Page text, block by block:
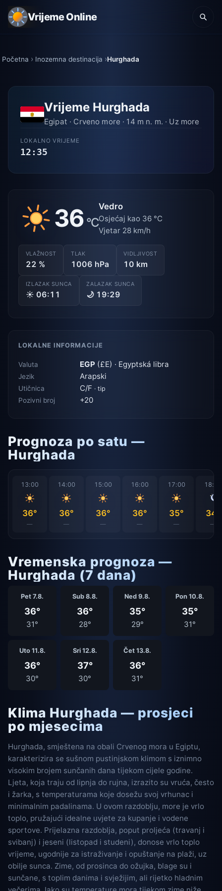
Vrijeme Online
Početna Inozemna destinacija Hurghada
Vrijeme Hurghada
Egipat · Crveno more · 14 m n. m. · Uz more
LOKALNO VRIJEME
12:35
36 °C
Vedro
Osjećaj kao 36 °C
Vjetar 28 km/h
VLAŽNOST
22 %
TLAK
1006 hPa
VIDLJIVOST
10 km
IZLAZAK SUNCA
☀ 06:11
ZALAZAK SUNCA
🌙 19:29
LOKALNE INFORMACIJE
Valuta EGP (£E) · Egyptská libra
Jezik Arapski
Utičnica C/F · tip
Pozivni broj +20
Prognoza po satu —
Hurghada
13:00
36°
—
14:00
36°
—
15:00
36°
—
16:00
36°
—
17:00
35°
—
18:00
34°
—
Vremenska prognoza —
Hurghada (7 dana)
Pet 7.8.
36°
31°
Sub 8.8.
36°
28°
Ned 9.8.
35°
29°
Pon 10.8.
35°
31°
Uto 11.8.
36°
30°
Sri 12.8.
37°
30°
Čet 13.8.
36°
31°
Klima Hurghada — prosjeci
po mjesecima
Hurghada, smještena na obali Crvenog mora u Egiptu,
karakterizira se sušnom pustinjskom klimom s iznimno
visokim brojem sunčanih dana tijekom cijele godine.
Ljeta, koja traju od lipnja do rujna, izrazito su vruća, često
i žarka, s temperaturama koje dosežu svoj vrhunac i
minimalnim padalinama. U ovom razdoblju, more je vrlo
toplo, pružajući idealne uvjete za kupanje i vodene
sportove. Prijelazna razdoblja, poput proljeća (travanj i
svibanj) i jeseni (listopad i studeni), donose vrlo toplo
vrijeme, ugodnije za istraživanje i opuštanje na plaži, uz
obilje sunca. Zime, od prosinca do ožujka, blage su i
sunčane, s toplim danima i svježijim, ali rijetko hladnim